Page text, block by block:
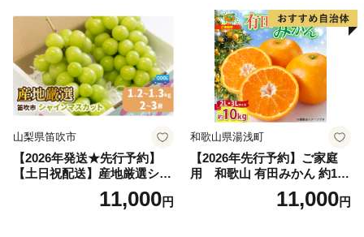
果肉 長野県産 小諸市
山梨県笛吹市
【2026年発送★先行予約】
【土日祝配送】産地厳選シャ
インマスカット1.2kg～1.3kg
（2房～3房）※沖縄・離島配
11,000円
和歌山県湯浅町
【2026年先行予約】ご家庭
用 和歌山 有田みかん 約10k
g (2L、3Lサイズ)【湯浅町】
11,000円